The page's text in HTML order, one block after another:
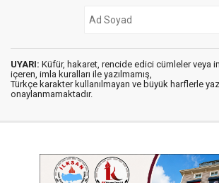
UYARI: Küfür, hakaret, rencide edici cümleler veya
içeren, imla kuralları ile yazılmamış,
Türkçe karakter kullanılmayan ve büyük harflerle
onaylanmamaktadır.